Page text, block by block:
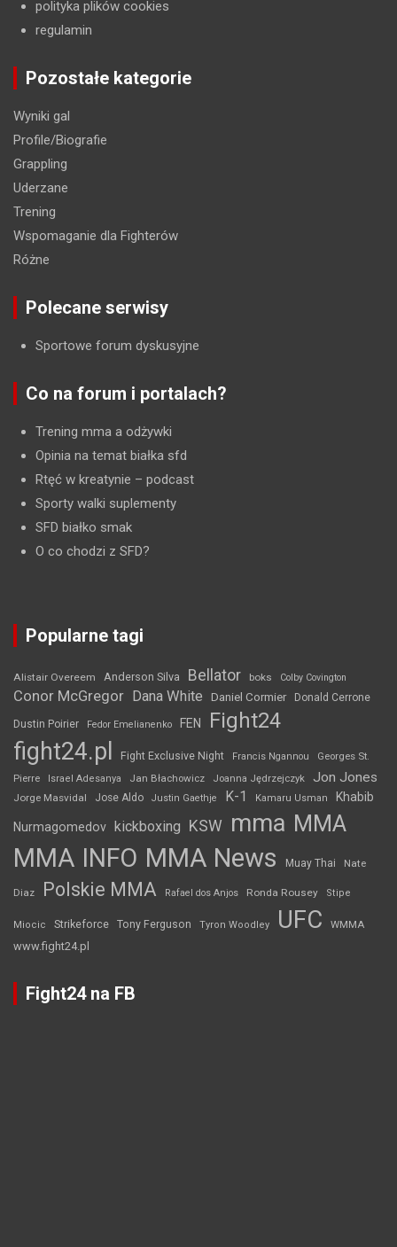
polityka plików cookies
regulamin
Pozostałe kategorie
Wyniki gal
Profile/Biografie
Grappling
Uderzane
Trening
Wspomaganie dla Fighterów
Różne
Polecane serwisy
Sportowe forum dyskusyjne
Co na forum i portalach?
Trening mma a odżywki
Opinia na temat białka sfd
Rtęć w kreatynie – podcast
Sporty walki suplementy
SFD białko smak
O co chodzi z SFD?
Popularne tagi
Alistair Overeem Anderson Silva Bellator boks Colby Covington
Conor McGregor Dana White Daniel Cormier Donald Cerrone
Dustin Poirier Fedor Emelianenko FEN Fight24
fight24.pl Fight Exclusive Night Francis Ngannou
Georges St.
Pierre
Israel Adesanya Jan Błachowicz Joanna Jędrzejczyk Jon Jones
Jorge Masvidal Jose Aldo Justin Gaethje K-1 Kamaru Usman Khabib
Nurmagomedov kickboxing KSW mma MMA
MMA INFO MMA News Muay Thai Nate
Diaz Polskie MMA Rafael dos Anjos Ronda Rousey Stipe
Miocic Strikeforce Tony Ferguson Tyron Woodley UFC WMMA
www.fight24.pl
Fight24 na FB